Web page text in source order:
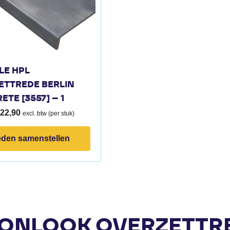
HPL
BERLIN
[3557] – 1
excl. btw (per stuk)
samenstellen